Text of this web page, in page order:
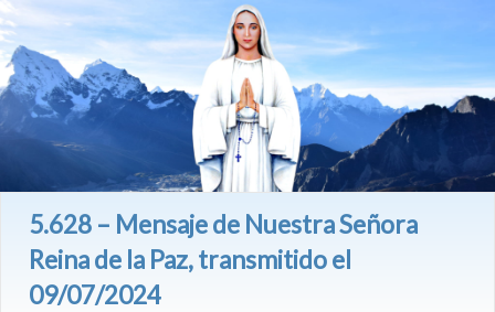
5.628 – Mensaje de Nuestra Señora
Reina de la Paz, transmitido el
09/07/2024